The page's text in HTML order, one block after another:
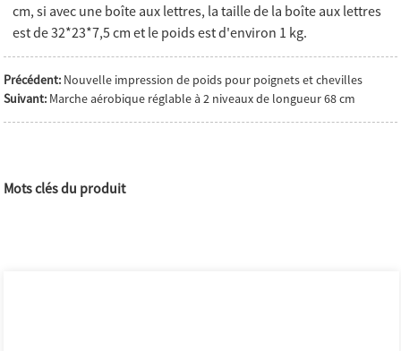
cm, si avec une boîte aux lettres, la taille de la boîte aux lettres
est de 32*23*7,5 cm et le poids est d'environ 1 kg.
Précédent: Nouvelle impression de poids pour poignets et chevilles
Suivant: Marche aérobique réglable à 2 niveaux de longueur 68 cm
Mots clés du produit